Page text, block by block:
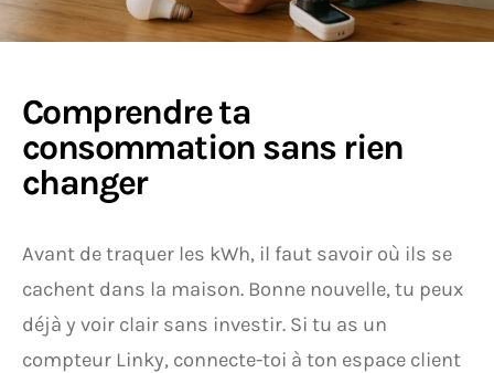
Comprendre ta
consommation sans rien
changer
Avant de traquer les kWh, il faut savoir où ils se
cachent dans la maison. Bonne nouvelle, tu peux
déjà y voir clair sans investir. Si tu as un
compteur Linky, connecte-toi à ton espace client